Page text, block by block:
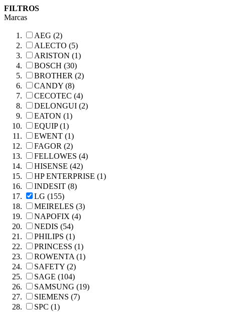
FILTROS
Marcas
AEG (2)
ALECTO (5)
ARISTON (1)
BOSCH (30)
BROTHER (2)
CANDY (8)
CECOTEC (4)
DELONGUI (2)
EATON (1)
EQUIP (1)
EWENT (1)
FAGOR (2)
FELLOWES (4)
HISENSE (42)
HP ENTERPRISE (1)
INDESIT (8)
LG (155)
MEIRELES (3)
NAPOFIX (4)
NEDIS (54)
PHILIPS (1)
PRINCESS (1)
ROWENTA (1)
SAFETY (2)
SAGE (104)
SAMSUNG (19)
SIEMENS (7)
SPC (1)